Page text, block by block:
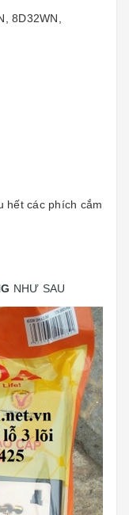
8D32WN,
hết các phích cắm
NHƯ SAU